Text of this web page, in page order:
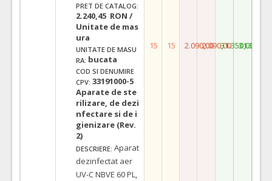
PRET DE CATALOG:
2.240,45 RON /
Unitate de mas
ura
UNITATE DE MASU
RA: bucata
COD SI DENUMIRE
CPV: 33191000-5
Aparate de ste
rilizare, de dezi
nfectare si de i
gienizare (Rev.
2)
DESCRIERE: Aparat
dezinfectat aer
UV-C NBVE 60 PL,
15 15 2.090,002.090,0031.350,00